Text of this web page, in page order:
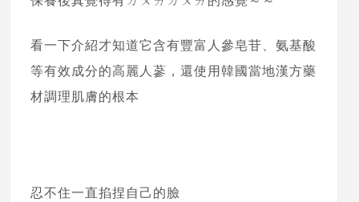
看一下介紹才知道它含有豐富人參皂苷、氨基酸
等有效成分的高麗人蔘，還使用韓國當地漢方藥
材調理肌膚的根本
忍不住一直掐捏自己的臉